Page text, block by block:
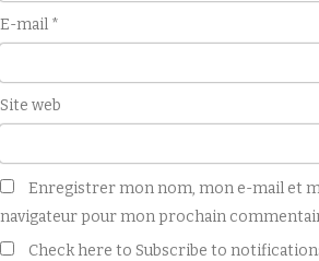
E-mail *
Site web
Enregistrer mon nom, mon e-mail et
navigateur pour mon prochain
Check here to Subscribe to